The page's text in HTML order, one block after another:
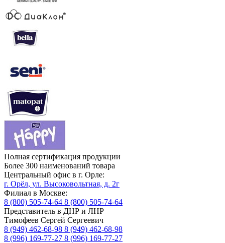
Полная сертификация продукции
Более 300 наименований товара
Центральный офис в г. Орле:
г. Орёл, ул. Высоковольтная, д. 2г
Филиал в Москве:
8 (800) 505-74-64 8 (800) 505-74-64
Представитель в ДНР и ЛНР
Тимофеев Сергей Сергеевич
8 (949) 462-68-98 8 (949) 462-68-98
8 (996) 169-77-27 8 (996) 169-77-27